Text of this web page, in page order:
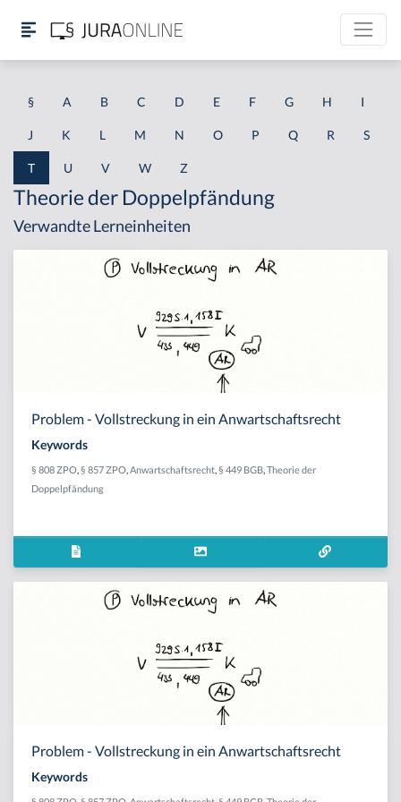
§ A B C D E F G H I
J K L M N O P Q R S
T U V W Z
Theorie der Doppelpfändung
Verwandte Lerneinheiten
Problem - Vollstreckung in ein Anwartschaftsrecht
Keywords
§ 808 ZPO § 857 ZPO Anwartschaftsrecht § 449 BGB Theorie der
Doppelpfändung
Problem - Vollstreckung in ein Anwartschaftsrecht
Keywords